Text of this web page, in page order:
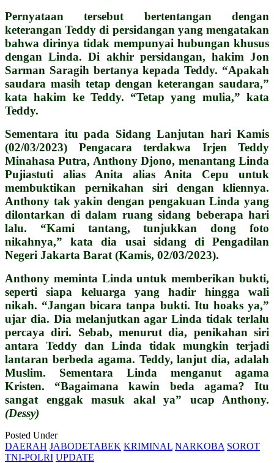
Pernyataan tersebut bertentangan dengan
keterangan Teddy di persidangan yang mengatakan
bahwa dirinya tidak mempunyai hubungan khusus
dengan Linda.Di akhir persidangan, hakim Jon
Sarman Saragih bertanya kepada Teddy. “Apakah
saudara masih tetap dengan keterangan saudara,”
kata hakim ke Teddy. “Tetap yang mulia,” kata
Teddy.
Sementara itu pada Sidang Lanjutan hari Kamis
(02/03/2023) Pengacara terdakwa Irjen Teddy
Minahasa Putra, Anthony Djono, menantang Linda
Pujiastuti alias Anita alias Anita Cepu untuk
membuktikan pernikahan siri dengan kliennya.
Anthony tak yakin dengan pengakuan Linda yang
dilontarkan di dalam ruang sidang beberapa hari
lalu. “Kami tantang, tunjukkan dong foto
nikahnya,” kata dia usai sidang di Pengadilan
Negeri Jakarta Barat (Kamis, 02/03/2023).
Anthony meminta Linda untuk memberikan bukti,
seperti siapa keluarga yang hadir hingga wali
nikah. “Jangan bicara tanpa bukti. Itu hoaks ya,”
ujar dia. Dia melanjutkan agar Linda tidak terlalu
percaya diri. Sebab, menurut dia, penikahan siri
antara Teddy dan Linda tidak mungkin terjadi
lantaran berbeda agama. Teddy, lanjut dia, adalah
Muslim. Sementara Linda menganut agama
Kristen. “Bagaimana kawin beda agama? Itu
sangat enggak masuk akal ya” ucap Anthony.
(Dessy)
Posted Under
DAERAH JABODETABEK KRIMINAL NARKOBA SOROT
TNI-POLRI UPDATE